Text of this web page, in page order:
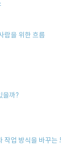
람을 위한 흐름
을까?
작업 방식을 바꾸는